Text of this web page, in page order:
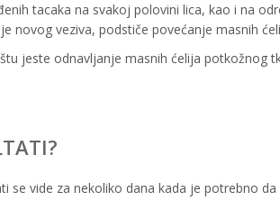
tacaka na svakoj polovini lica, kao i na
novog veziva, podstiče povećanje masnih
jeste odnavljanje masnih ćelija potkožnog
se vide za nekoliko dana kada je potrebno